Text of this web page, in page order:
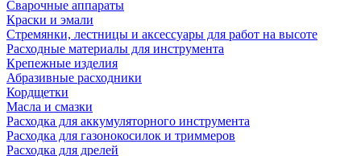
Сварочные аппараты
Краски и эмали
Стремянки, лестницы и аксессуары для работ на высоте
Расходные материалы для инструмента
Крепежные изделия
Абразивные расходники
Кордщетки
Масла и смазки
Расходка для аккумуляторного инструмента
Расходка для газонокосилок и триммеров
Расходка для дрелей